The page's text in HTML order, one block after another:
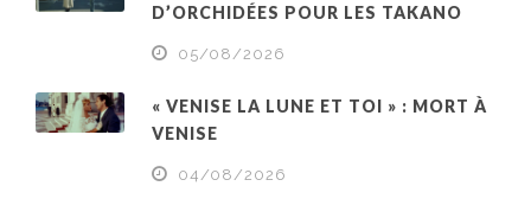
D’ORCHIDÉES POUR LES TAKANO
05/08/2026
« VENISE LA LUNE ET TOI » : MORT À
VENISE
04/08/2026